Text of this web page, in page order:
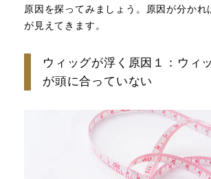
原因を探ってみましょう。原因が分かれ
が見えてきます。
ウィッグが浮く原因１：ウィ
が頭に合っていない